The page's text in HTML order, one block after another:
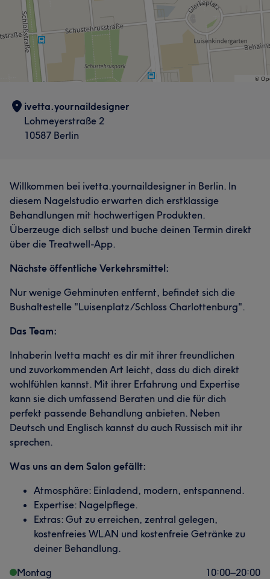
ivetta.yournaildesigner
Lohmeyerstraße 2
10587 Berlin
Willkommen bei ivetta.yournaildesigner in Berlin. In
diesem Nagelstudio erwarten dich erstklassige
Behandlungen mit hochwertigen Produkten.
Überzeuge dich selbst und buche deinen Termin direkt
über die Treatwell-App.
Nächste öffentliche Verkehrsmittel:
Nur wenige Gehminuten entfernt, befindet sich die
Bushaltestelle "Luisenplatz/Schloss Charlottenburg".
Das Team:
Inhaberin Ivetta macht es dir mit ihrer freundlichen
und zuvorkommenden Art leicht, dass du dich direkt
wohlfühlen kannst. Mit ihrer Erfahrung und Expertise
kann sie dich umfassend Beraten und die für dich
perfekt passende Behandlung anbieten. Neben
Deutsch und Englisch kannst du auch Russisch mit ihr
sprechen.
Was uns an dem Salon gefällt:
Atmosphäre: Einladend, modern, entspannend.
Expertise: Nagelpflege.
Extras: Gut zu erreichen, zentral gelegen,
kostenfreies WLAN und kostenfreie Getränke zu
deiner Behandlung.
Montag
10:00–20:00